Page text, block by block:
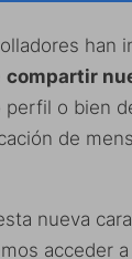
han
compartir
perfil o bien
de
nueva
acceder a